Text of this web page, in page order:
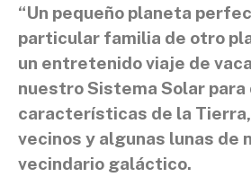
“Un pequeño planeta
particular familia de otro
un entretenido viaje de
nuestro Sistema Solar
características de la
vecinos y algunas lunas de
vecindario galáctico.